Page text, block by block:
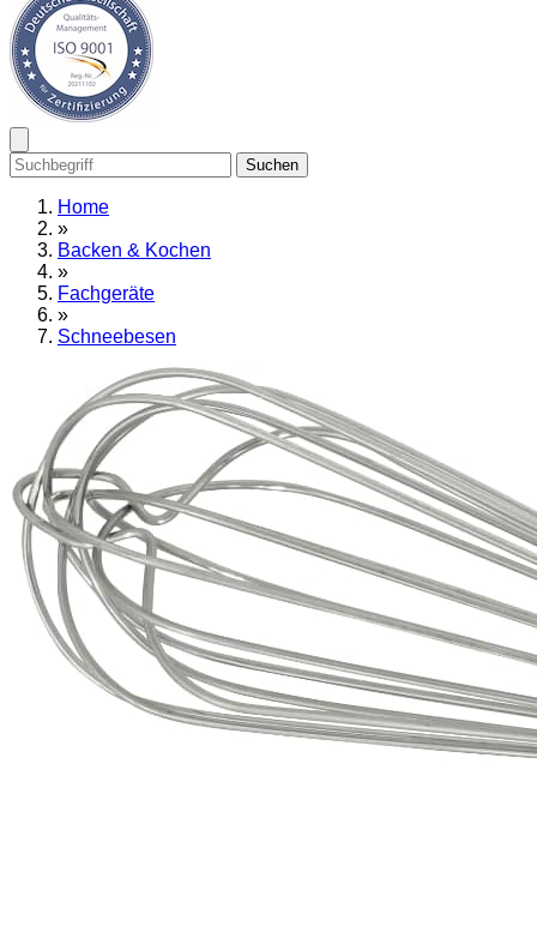
Suchen
Home
»
Backen & Kochen
»
Fachgeräte
»
Schneebesen